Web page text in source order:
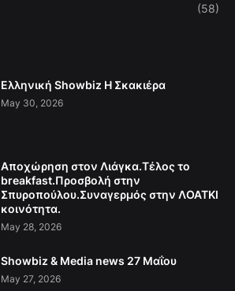
(58)
Ελληνική Showbiz Η Σκακιέρα
May 30, 2026
Αποχώρηση στον Λιάγκα.Τέλος το
breakfast.Προσβολή στην
Σπυροπούλου.Συναγερμός στην ΛΟΑΤΚΙ
κοινότητα.
May 28, 2026
Showbiz & Media news 27 Μαΐου
May 27, 2026